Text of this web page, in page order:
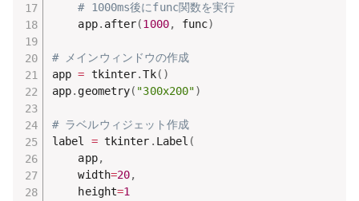
# 1000ms後にfunc関数を実行
    app
. after(1000, func)
# メインウィンドウの作成
app = tkinter.Tk( )
app. geometry( "300x200")
# ラベルウィジェット作成
label = tkinter . Label (
    app
,
    width
=20,
    height
=1